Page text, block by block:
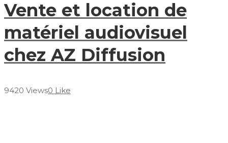
Vente et location de
matériel audiovisuel
chez AZ Diffusion
9420 Views0 Like